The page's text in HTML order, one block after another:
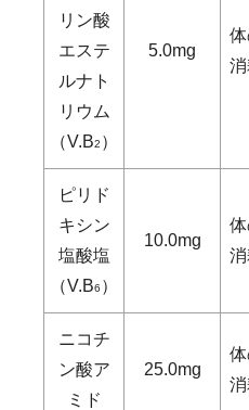
リン酸
エステ
ルナト
リウム
（V.B2 ）
5.0mg
ピリド
キシン
塩酸塩
（V.B6 ）
10.0mg
ニコチ
ン酸ア
ミド
25.0mg